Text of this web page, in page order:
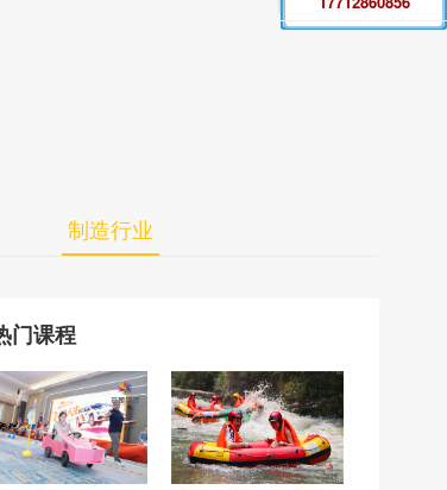
制造行业
门课程